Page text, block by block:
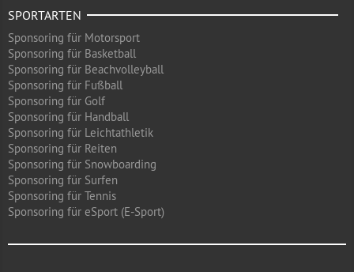
SPORTARTEN
Sponsoring für Motorsport
Sponsoring für Basketball
Sponsoring für Beachvolleyball
Sponsoring für Fußball
Sponsoring für Golf
Sponsoring für Handball
Sponsoring für Leichtathletik
Sponsoring für Reiten
Sponsoring für Snowboarding
Sponsoring für Surfen
Sponsoring für Tennis
Sponsoring für eSport (E-Sport)